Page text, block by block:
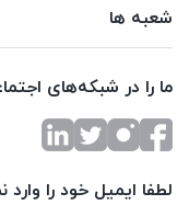
شعبه ها
ما را در شبکه‌های
لطفا ایمیل خود را وارد